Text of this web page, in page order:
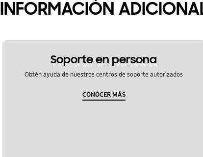
INFORMACIÓN
Soporte en persona
Obtén ayuda de nuestros centros de soporte autorizados
CONOCER MÁS